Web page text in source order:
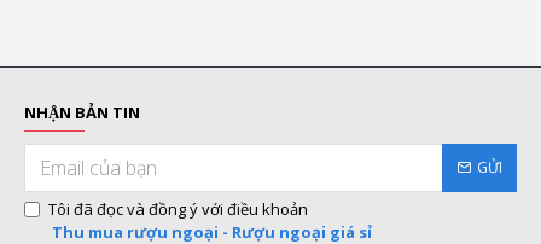
NHẬN BẢN TIN
GỬI
Tôi đã đọc và đồng ý với điều khoản
Thu mua rượu ngoại - Rượu ngoại giá sỉ